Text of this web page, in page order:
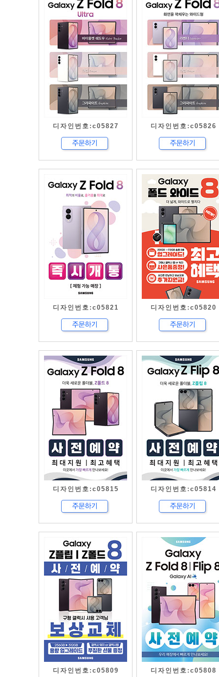
디자인번호:c05827 디자인번호:c05826
디자인번호:c05821 디자인번호:c05820
디자인번호:c05815 디자인번호:c05814
디자인번호:c05809 디자인번호:c05808